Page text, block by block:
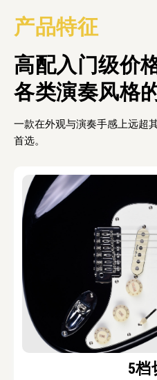
产品特征
高配入门级价
各类演奏风格
一款在外观与演奏手感上远超
首选。
5档